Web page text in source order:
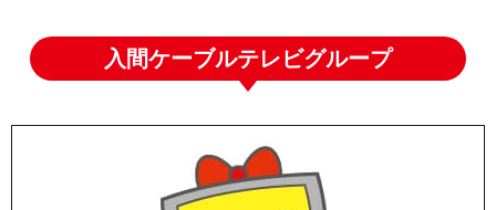
入間ケーブルテレビグループ